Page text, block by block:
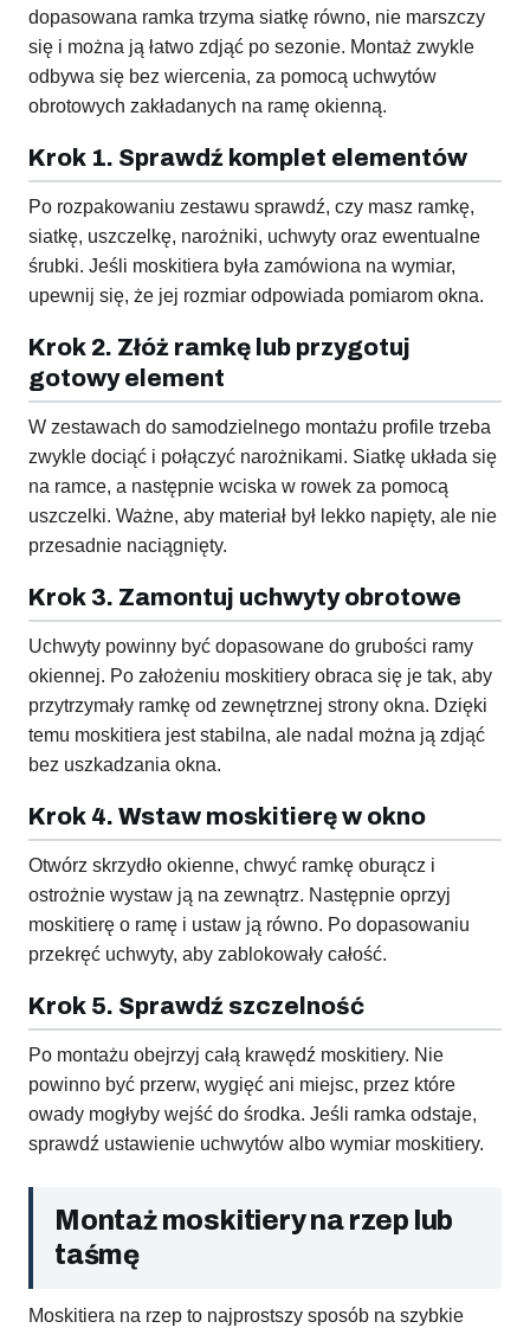
dopasowana ramka trzyma siatkę równo, nie marszczy
się i można ją łatwo zdjąć po sezonie. Montaż zwykle
odbywa się bez wiercenia, za pomocą uchwytów
obrotowych zakładanych na ramę okienną.
Krok 1. Sprawdź komplet elementów
Po rozpakowaniu zestawu sprawdź, czy masz ramkę,
siatkę, uszczelkę, narożniki, uchwyty oraz ewentualne
śrubki. Jeśli moskitiera była zamówiona na wymiar,
upewnij się, że jej rozmiar odpowiada pomiarom okna.
Krok 2. Złóż ramkę lub przygotuj
gotowy element
W zestawach do samodzielnego montażu profile trzeba
zwykle dociąć i połączyć narożnikami. Siatkę układa się
na ramce, a następnie wciska w rowek za pomocą
uszczelki. Ważne, aby materiał był lekko napięty, ale nie
przesadnie naciągnięty.
Krok 3. Zamontuj uchwyty obrotowe
Uchwyty powinny być dopasowane do grubości ramy
okiennej. Po założeniu moskitiery obraca się je tak, aby
przytrzymały ramkę od zewnętrznej strony okna. Dzięki
temu moskitiera jest stabilna, ale nadal można ją zdjąć
bez uszkadzania okna.
Krok 4. Wstaw moskitierę w okno
Otwórz skrzydło okienne, chwyć ramkę oburącz i
ostrożnie wystaw ją na zewnątrz. Następnie oprzyj
moskitierę o ramę i ustaw ją równo. Po dopasowaniu
przekręć uchwyty, aby zablokowały całość.
Krok 5. Sprawdź szczelność
Po montażu obejrzyj całą krawędź moskitiery. Nie
powinno być przerw, wygięć ani miejsc, przez które
owady mogłyby wejść do środka. Jeśli ramka odstaje,
sprawdź ustawienie uchwytów albo wymiar moskitiery.
Montaż moskitiery na rzep lub
taśmę
Moskitiera na rzep to najprostszy sposób na szybkie